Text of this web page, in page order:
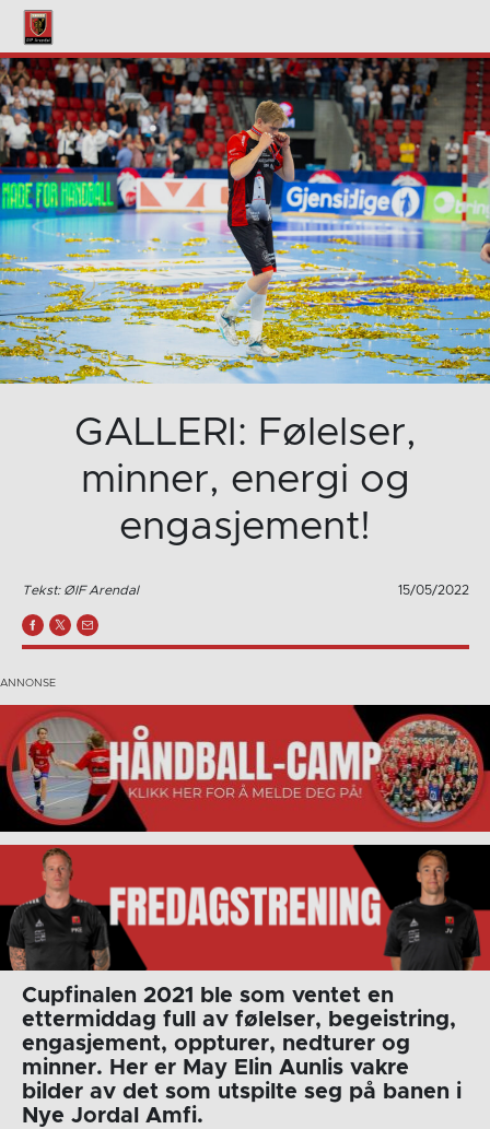
GALLERI: Følelser,
minner, energi og
engasjement!
Tekst: ØIF Arendal 15/05/2022
Cupfinalen 2021 ble som ventet en
ettermiddag full av følelser, begeistring,
engasjement, oppturer, nedturer og
minner. Her er May Elin Aunlis vakre
bilder av det som utspilte seg på banen i
Nye Jordal Amfi.